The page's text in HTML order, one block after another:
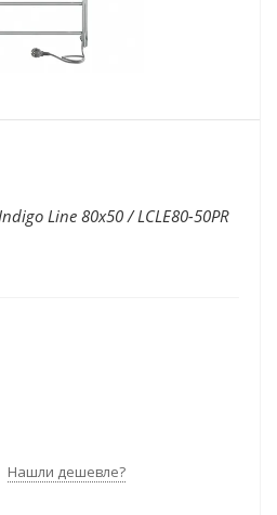
Line 80x50 / LСLE80-50PR
Нашли дешевле?